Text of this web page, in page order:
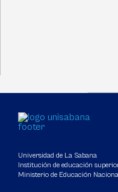
Universidad de La Sabana
Institución de educación
Ministerio de Educación